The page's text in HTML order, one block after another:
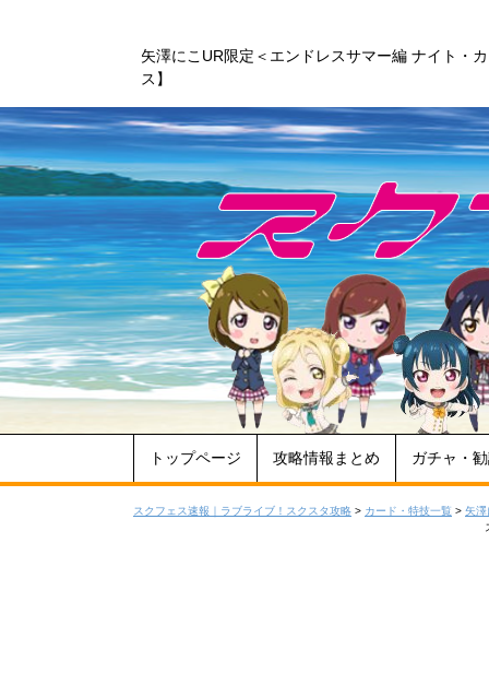
矢澤にこUR限定＜エンドレスサマー編 ナイト・
ス】
トップページ 攻略情報まとめ ガチャ・
スクフェス速報｜ラブライブ！スクスタ攻略 > カード・特技一覧 > 矢澤